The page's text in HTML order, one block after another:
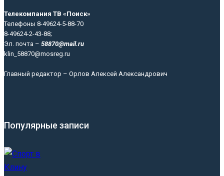
Телекомпания ТВ «Поиск»
Телефоны 8-49624-5-88-70
8-49624-2-43-88;
Эл. почта – 58870@mail.ru
klin_58870@mosreg.ru
Главный редактор – Орлов Алексей Александрович
Популярные записи